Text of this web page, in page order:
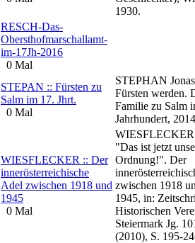
1930.
RESCH-Das-
Obersthofmarschallamt-
im-17Jh-2016
0 Mal
STEPAN :: Fürsten zu
Salm im 17. Jhrt.
0 Mal
STEPHAN
Fürsten werden.
Familie zu Salm
Jahrhundert,
WIESFLECKER :: Der
innerösterreichische
Adel zwischen 1918 und
1945
0 Mal
WIESFLECKER
"Das ist jetzt
Ordnung!". Der
zwischen 1918
1945, in:
Historischen
Steiermark Jg.
(2010), S. 195-